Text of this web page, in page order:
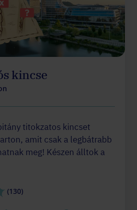
kincse
titokzatos kincset
amit csak a legbátrabb
meg! Készen álltok a
(130)